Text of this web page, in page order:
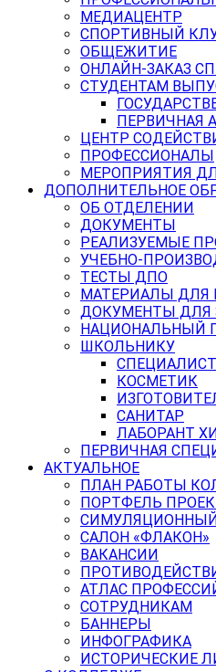
МЕДИАЦЕНТР
СПОРТИВНЫЙ
ОБЩЕЖИТИЕ
ОНЛАЙН-ЗАКАЗ
СТУДЕНТАМ
ПЕРВИЧНАЯ
ЦЕНТР
ПРОФЕССИОНАЛЫ
МЕРОПРИЯТИЯ
ДОПОЛНИТЕЛЬНОЕ
ОБ ОТДЕЛЕНИИ
ДОКУМЕНТЫ
РЕАЛИЗУЕМЫЕ
УЧЕБНО-
ТЕСТЫ ДПО
МАТЕРИАЛЫ ДЛЯ
ДОКУМЕНТЫ ДЛЯ
НАЦИОНАЛЬНЫЙ
ШКОЛЬНИКУ
КОСМЕТИК
САНИТАР
ЛАБОРАНТ
ПЕРВИЧНАЯ
АКТУАЛЬНОЕ
ПЛАН РАБОТЫ
ПОРТФЕЛЬ
САЛОН «ФЛАКОН»
ВАКАНСИИ
АТЛАС
СОТРУДНИКАМ
БАННЕРЫ
ИНФОГРАФИКА
ИСТОРИЧЕСКИЕ